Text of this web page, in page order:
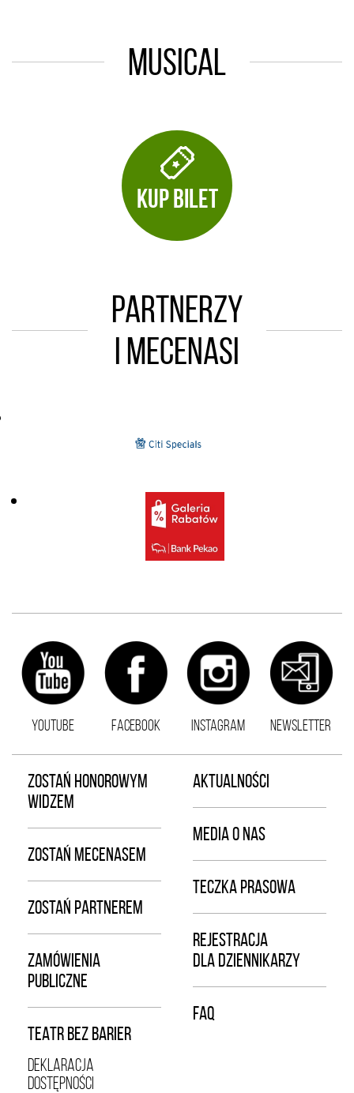
Musical
KUP BILET
Partnerzy
i mecenasi
YOUTUBE FACEBOOK INSTAGRAM NEWSLETTER
ZOSTAŃ HONOROWYM
WIDZEM
ZOSTAŃ MECENASEM
ZOSTAŃ PARTNEREM
ZAMÓWIENIA
PUBLICZNE
TEATR BEZ BARIER
DEKLARACJA
DOSTĘPNOŚCI
AKTUALNOŚCI
MEDIA O NAS
TECZKA PRASOWA
REJESTRACJA
DLA DZIENNIKARZY
FAQ